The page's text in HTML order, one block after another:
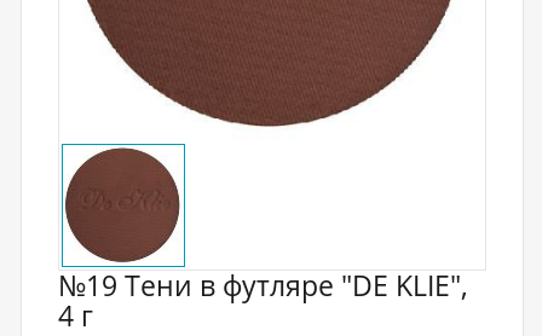
№19 Тени в футляре "DE KLIE",
4 г